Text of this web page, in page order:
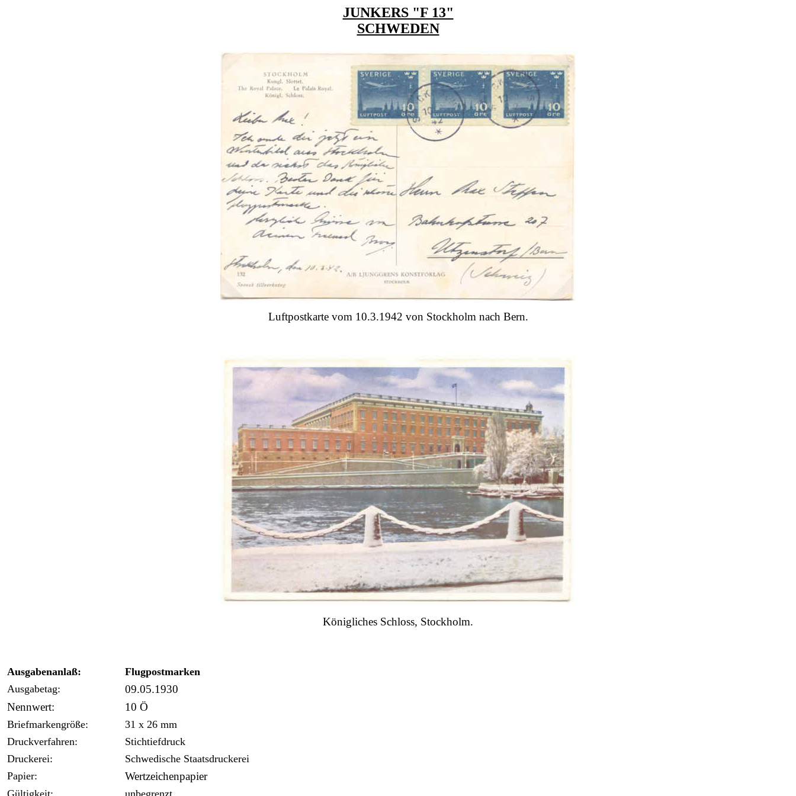
JUNKERS "F 13"
SCHWEDEN
Luftpostkarte vom 10.3.1942 von Stockholm nach Bern.
Königliches Schloss, Stockholm.
Ausgabenanlaß:
Flugpostmarken
Ausgabetag:
09.05.1930
Nennwert:
10 Ö
Briefmarkengröße:
31 x 26 mm
Druckverfahren:
Stichtiefdruck
Druckerei:
Schwedische Staatsdruckerei
Papier:
Wertzeichenpapier
Gültigkeit: unbegrenzt